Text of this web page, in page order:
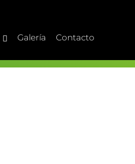
Galería Contacto